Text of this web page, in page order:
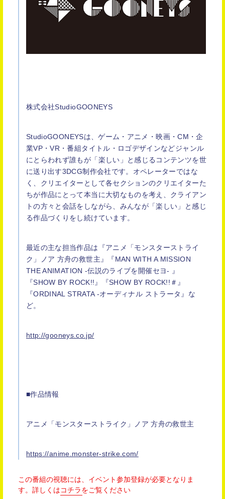
株式会社StudioGOONEYS
StudioGOONEYSは、ゲーム・アニメ・映画・CM・企
業VP・VR・番組タイトル・ロゴデザインなどジャンル
にとらわれず誰もが「楽しい」と感じるコンテンツを世
に送り出す3DCG制作会社です。オペレーターではな
く、クリエイターとして各セクションのクリエイターた
ちが作品にとって本当に大切なものを考え、クライアン
トの方々と会話をしながら、みんなが「楽しい」と感じ
る作品づくりをし続けています。
最近の主な担当作品は『アニメ「モンスターストライ
ク」ノア 方舟の救世主』『MAN WITH A MISSION
THE ANIMATION -伝説のライブを開催セヨ- 』
『SHOW BY ROCK!!』『SHOW BY ROCK!!＃』
『ORDINAL STRATA -オーディナル ストラータ』な
ど。
http://gooneys.co.jp/
■作品情報
アニメ「モンスターストライク」ノア 方舟の救世主
https://anime.monster-strike.com/
この番組の視聴には、イベント参加登録が必要となりま
す。 詳しくは コチラ をご覧ください